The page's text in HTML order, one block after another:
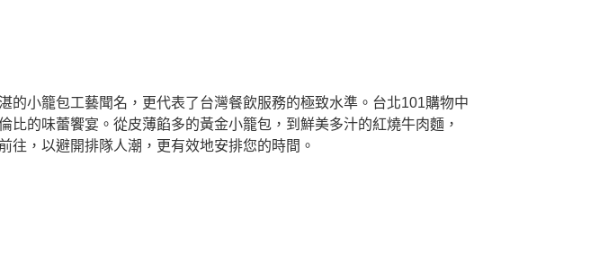
的小籠包工藝聞名，更代表了台灣餐飲服務的極致水準。台北101購物中
的味蕾饗宴。從皮薄餡多的黃金小籠包，到鮮美多汁的紅燒牛肉麵，
，以避開排隊人潮，更有效地安排您的時間。